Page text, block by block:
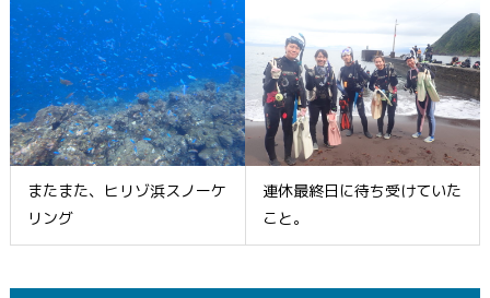
またまた、ヒリゾ浜スノーケ
リング
連休最終日に待ち受けていた
こと。